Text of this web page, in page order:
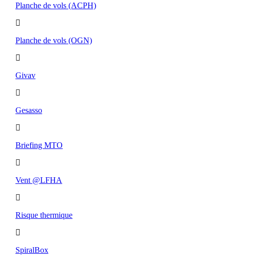
Planche de vols (ACPH)
Planche de vols (OGN)
Givav
Gesasso
Briefing MTO
Vent @LFHA
Risque thermique
SpiralBox